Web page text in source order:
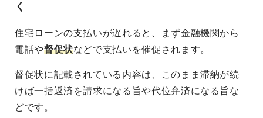
く
住宅ローンの支払いが遅れると、まず金融機関から
電話や督促状などで支払いを催促されます。
督促状に記載されている内容は、このまま滞納が続
けば一括返済を請求になる旨や代位弁済になる旨な
どです。